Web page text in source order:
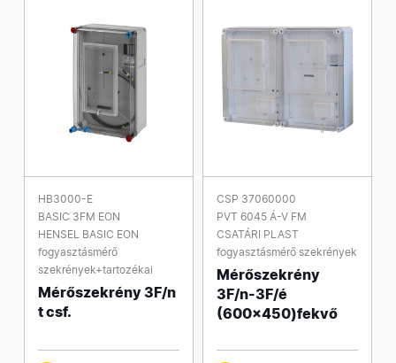
HB3000-E
BASIC 3FM EON
HENSEL BASIC EON
fogyasztásmérő
szekrények+tartozékai
Mérőszekrény 3F/n
t csf.
CSP 37060000
PVT 6045 Á-V FM
CSATÁRI PLAST
fogyasztásmérő szekrények
Mérőszekrény
3F/n-3F/é
(600x450)fekvő